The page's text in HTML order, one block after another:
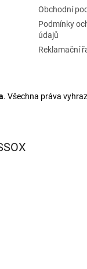
Obchodní
Podmínky
údajů
Reklamační
. Všechna práva